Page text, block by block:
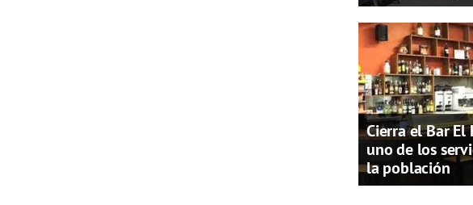
Cierra el Bar El
uno de los
la población